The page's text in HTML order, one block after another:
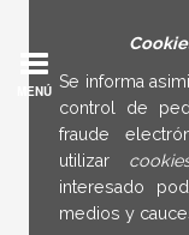
Se informa
control de
fraude
utilizar
interesado
medios y
MENÚ